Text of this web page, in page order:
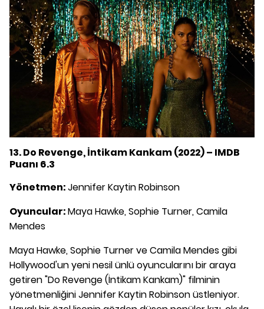
13. Do Revenge, İntikam Kankam (2022) – IMDB
Puanı 6.3
Yönetmen:Jennifer Kaytin Robinson
Oyuncular:Maya Hawke, Sophie Turner, Camila
Mendes
Maya Hawke, Sophie Turner ve Camila Mendes gibi
Hollywood'un yeni nesil ünlü oyuncularını bir araya
getiren "Do Revenge (İntikam Kankam)" filminin
yönetmenliğini Jennifer Kaytin Robinson üstleniyor.